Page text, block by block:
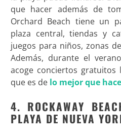
que hacer además de
Orchard Beach tiene un
plaza central, tiendas y
juegos para niños, zonas
Además, durante el
acoge conciertos gratuitos
que es de lo mejor que
4. ROCKAWAY
PLAYA DE NUEVA